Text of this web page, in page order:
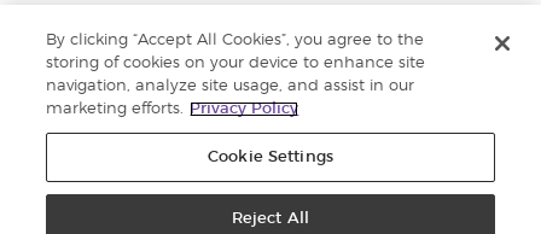
Peizerweg 97
9727 AJ Groningen
Netherlands
Înscriere Brand Partners0800 890113
Politica de confidențialitate
By clicking “Accept All Cookies”, you agree to the
storing of cookies on your device to enhance site
navigation, analyze site usage, and assist in our
marketing efforts.
Privacy Policy
Cookie Settings
Reject All